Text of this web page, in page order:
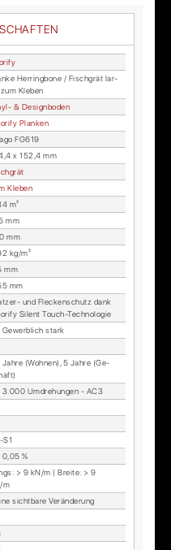
Her­ring­bo­ne / Fisch­grät lar­
Kle­ben
& De­sign­bo­den
Plan­ken
FG619
x 152,4 mm
Kle­ben
m²
mm
mm
kg/m²
mm
mm
und Fle­cken­schutz dank
Si­lent Touch-Tech­no­lo­gie
stark
(Woh­nen), 5 Jah­re (Ge­
3.000 Um­dre­hun­gen - AC3
S1
0,05 %
> 9 kN/m | Brei­te: > 9
m
sicht­ba­re Ver­än­de­rung